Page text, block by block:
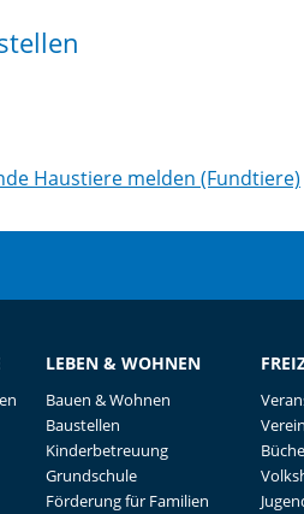
Haustiere melden (Fundtiere)
LEBEN & WOHNEN
Bauen & Wohnen
Baustellen
Kinderbetreuung
Grundschule
Förderung für Familien